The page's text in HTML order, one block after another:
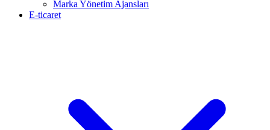
Marka Yönetim Ajansları
E-ticaret